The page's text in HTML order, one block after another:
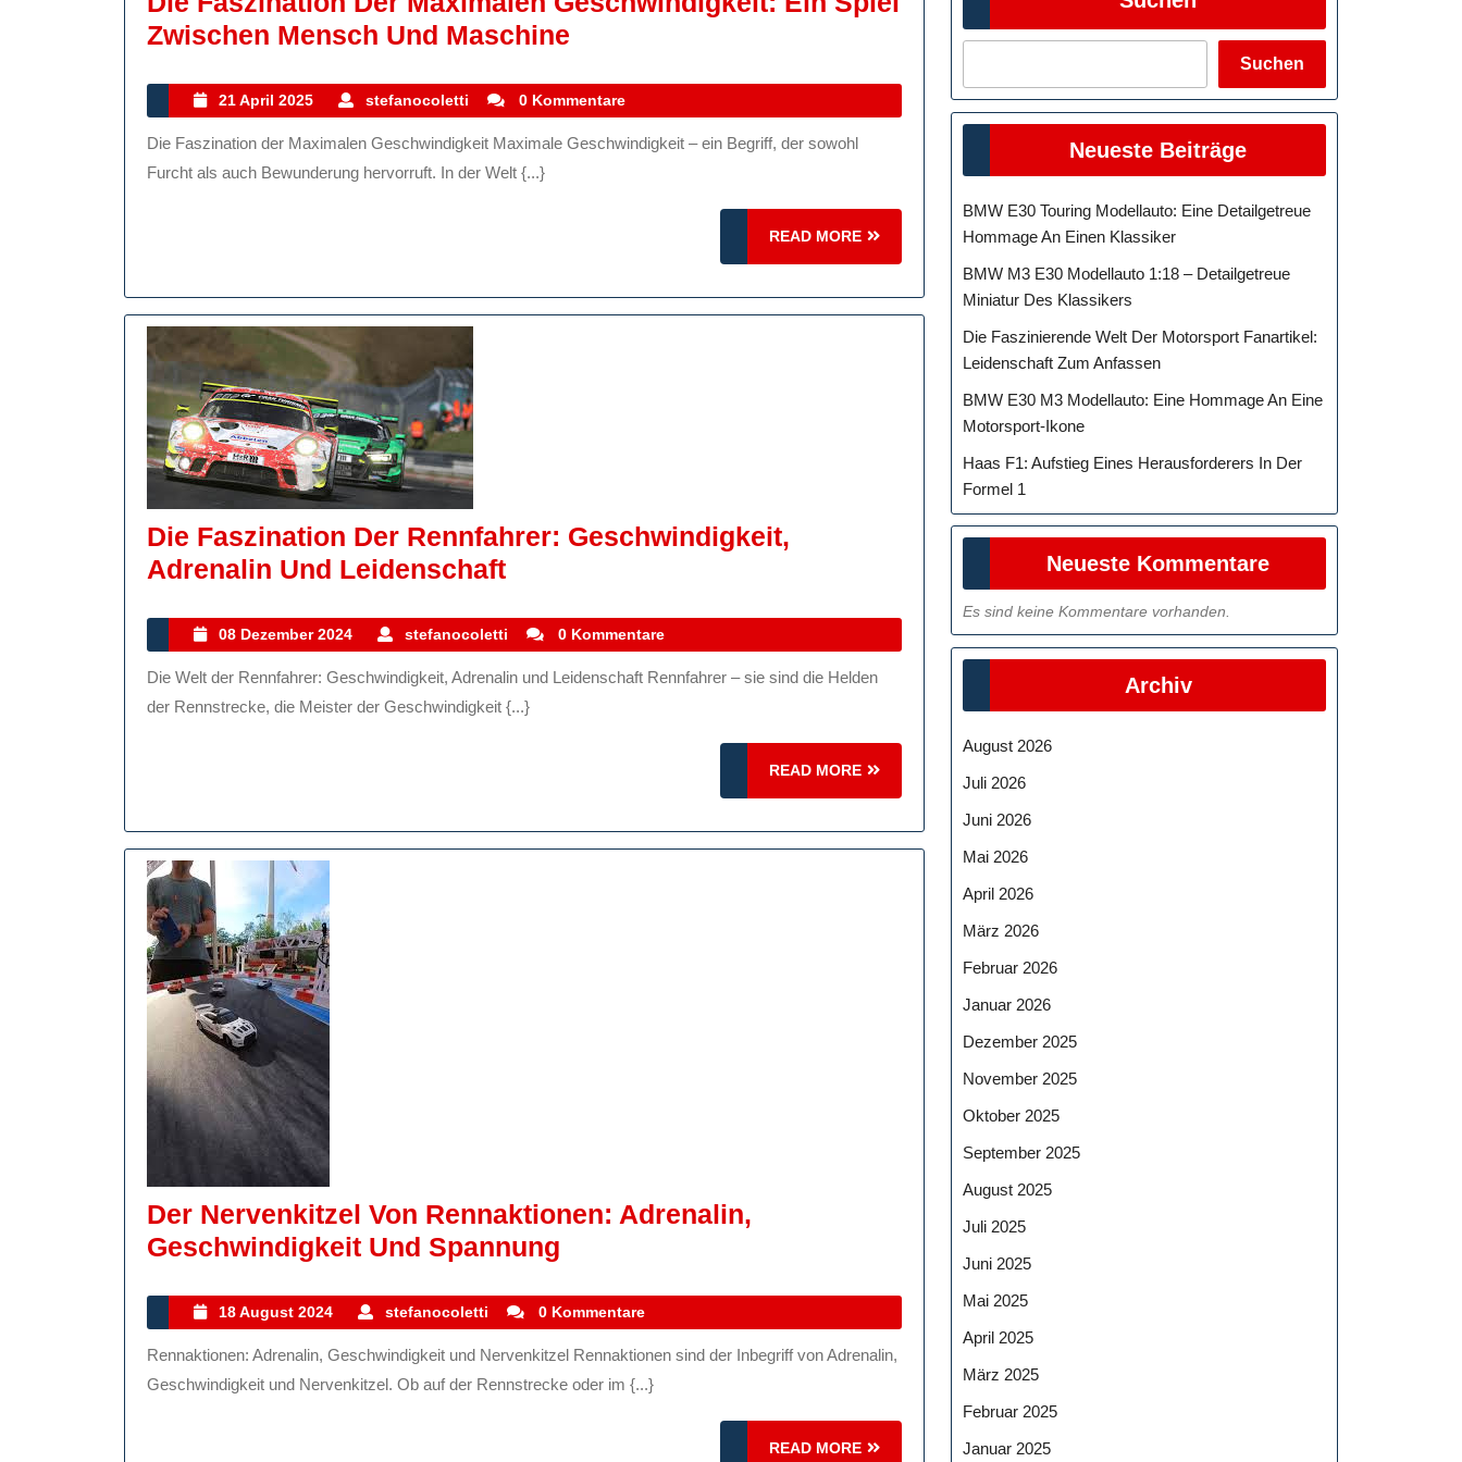
Zwischen Mensch Und Maschine
Der
Maximalen
Mensch
21 April 2025
21
April
2025
stefanocoletti stefanocoletti
0 Kommentare
Die Faszination der Maximalen Geschwindigkeit Maximale Geschwindigkeit – ein Begriff, der sowohl
Furcht als auch Bewunderung hervorruft. In der Welt {...}
READ MORE
READ
MORE
Die Faszination Der Rennfahrer: Geschwindigkeit,
Adrenalin Und LeidenschaftDie
Der
Rennfahrer:
Geschwindigkeit,
08 Dezember 2024
08
Dezember
2024
stefanocoletti stefanocoletti
0 Kommentare
Die Welt der Rennfahrer: Geschwindigkeit, Adrenalin und Leidenschaft Rennfahrer – sie sind die Helden
der Rennstrecke, die Meister der Geschwindigkeit {...}
READ MORE
READ
MORE
Der Nervenkitzel Von Rennaktionen: Adrenalin,
Geschwindigkeit Und Spannung
Von
Rennaktionen:
Adrenalin,
18 August 2024
18
August
2024
stefanocoletti stefanocoletti
0 Kommentare
Rennaktionen: Adrenalin, Geschwindigkeit und Nervenkitzel Rennaktionen sind der Inbegriff von Adrenalin,
Geschwindigkeit und Nervenkitzel. Ob auf der Rennstrecke oder im {...}
READ MORE
READ
Suchen
Neueste Beiträge
BMW E30 Touring Modellauto: Eine Detailgetreue
Hommage An Einen Klassiker
BMW M3 E30 Modellauto 1:18 – Detailgetreue
Miniatur Des Klassikers
Die Faszinierende Welt Der Motorsport Fanartikel:
Leidenschaft Zum Anfassen
BMW E30 M3 Modellauto: Eine Hommage An Eine
Motorsport-Ikone
Haas F1: Aufstieg Eines Herausforderers In Der
Formel 1
Neueste Kommentare
Es sind keine Kommentare vorhanden.
Archiv
August 2026
Juli 2026
Juni 2026
Mai 2026
April 2026
März 2026
Februar 2026
Januar 2026
Dezember 2025
November 2025
Oktober 2025
September 2025
August 2025
Juli 2025
Juni 2025
Mai 2025
April 2025
März 2025
Februar 2025
Januar 2025